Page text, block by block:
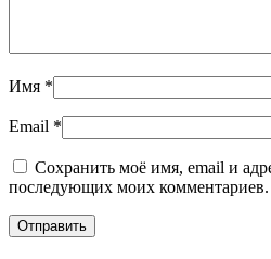
Имя *
Email *
Сохранить моё имя, email и
последующих моих комментариев.